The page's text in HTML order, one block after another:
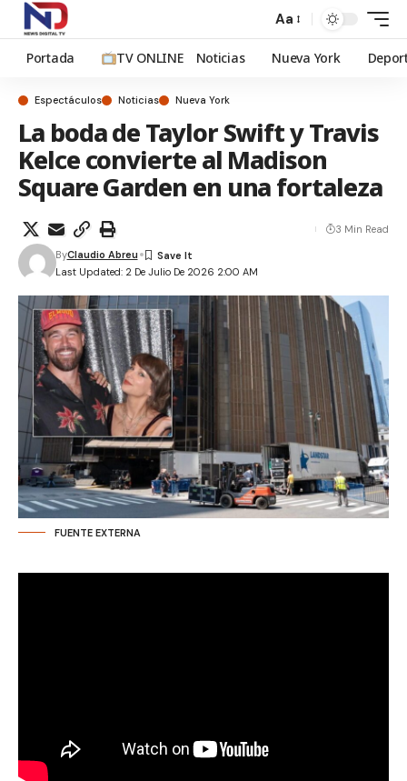
Aa
Portada TV ONLINE Noticias Nueva York
Espectáculos Noticias Nueva York
La boda de Taylor Swift y Travis
Kelce convierte al Madison
Square Garden en una fortaleza
Last Updated: 2 De Julio De 2026 2:00 AM
ByClaudio Abreu
3 Min Read
FUENTE EXTERNA